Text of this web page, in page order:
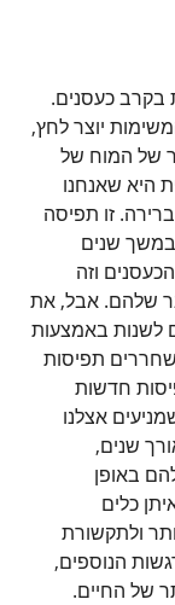
בקרב כעסנים.
יוצר לחץ,
של המוח של
היא שאנחנו
זו תפיסה
שנים
וזה
שלהם. אבל, את
לשנות באמצעות
תפיסות
חדשות
אצלנו
שנים,
באופן
כלים
ולתקשורת
הנוספים,
של החיים.